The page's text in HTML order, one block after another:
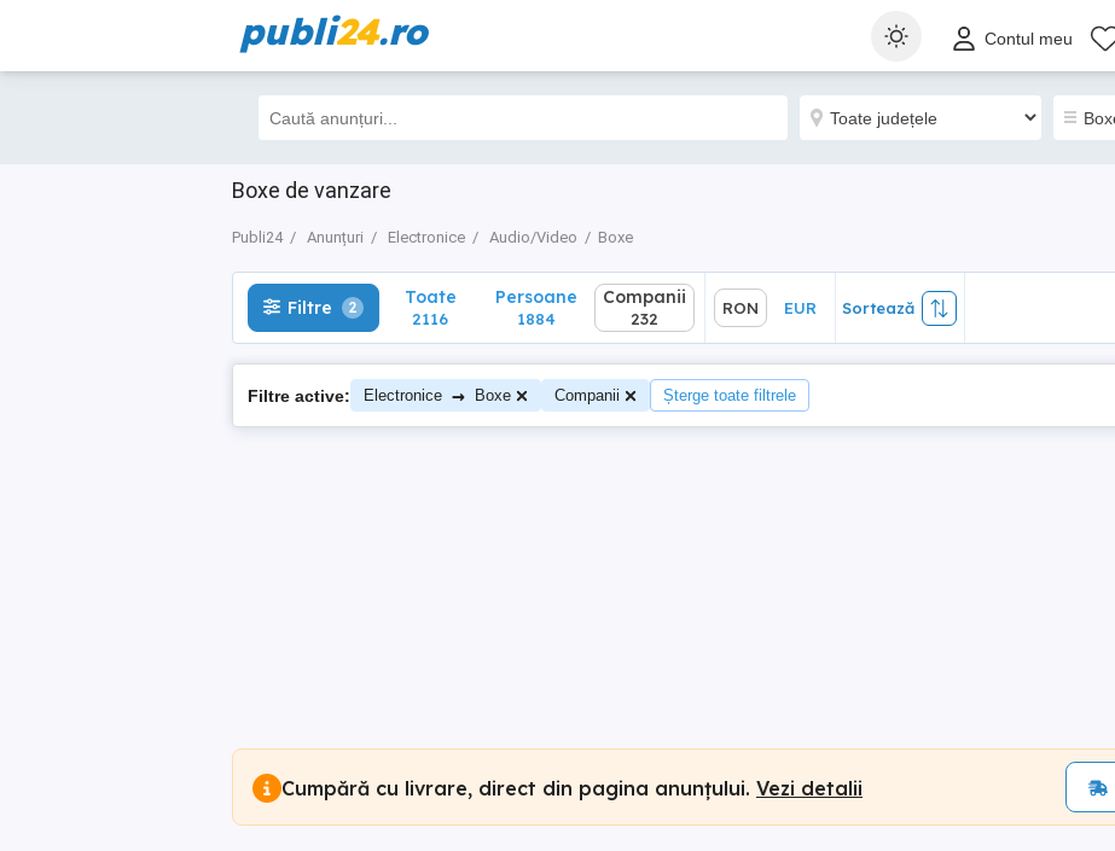
publi24.ro Contul meu
Boxe de vanzare
Publi24 Anunțuri Electronice Audio/Video Boxe
Filtre 2 Toate
2116
Sortează
Filtre 2 Toate
2116
Persoane
1884
Companii
232
RON EUR Sortează
Filtre active: Electronice → Boxe Companii Șterge toate filtrele
Cumpără cu livrare, direct din pagina anunțului. Vezi detalii